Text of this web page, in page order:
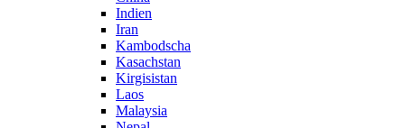
Indien
Iran
Kambodscha
Kasachstan
Kirgisistan
Laos
Malaysia